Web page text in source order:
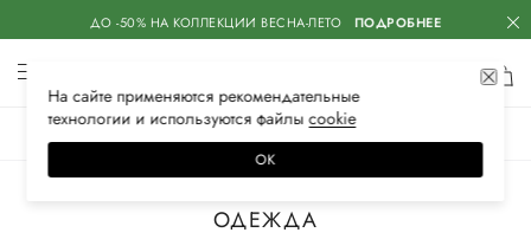
ДО -50% НА КОЛЛЕКЦИИ ВЕСНА-ЛЕТО ПОДРОБНЕЕ
ОДЕЖДА
На сайте применяются рекомендательные
технологии и используются файлысооkiе
ОК